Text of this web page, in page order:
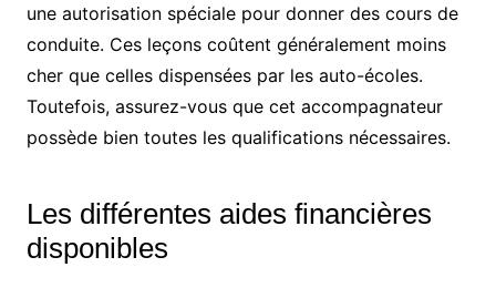
une autorisation spéciale pour donner des cours de
conduite. Ces leçons coûtent généralement moins
cher que celles dispensées par les auto-écoles.
Toutefois, assurez-vous que cet accompagnateur
possède bien toutes les qualifications nécessaires.
Les différentes aides financières
disponibles